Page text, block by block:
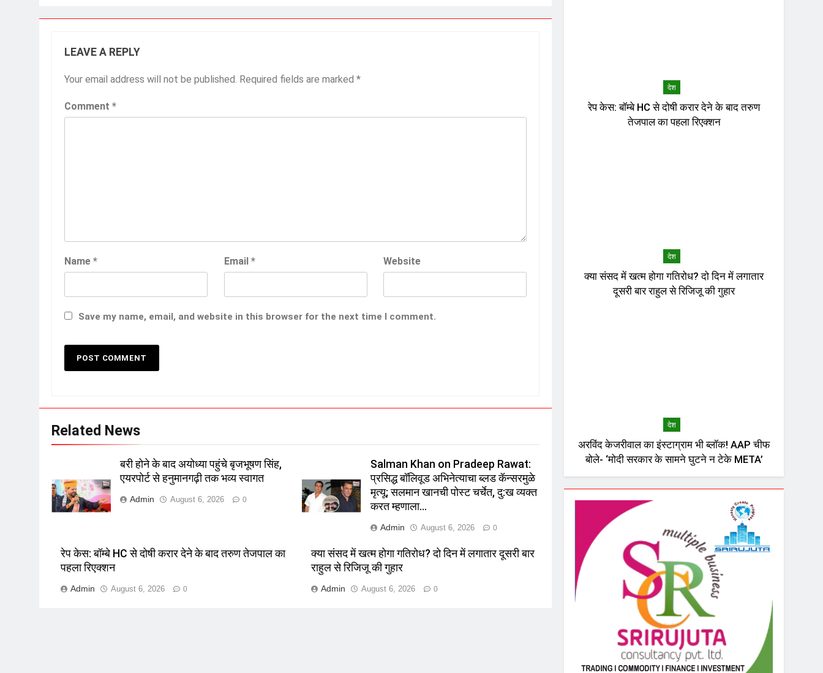
LEAVE A REPLY
Your email address will not be published. Required fields are marked *
Comment *
Name * Email * Website
Save my name, email, and website in this browser for the next time I comment.
Related News
बरी होने के बाद अयोध्या पहुंचे बृजभूषण सिंह,
एयरपोर्ट से हनुमानगढ़ी तक भव्य स्वागत
Admin August 6, 2026 0
Salman Khan on Pradeep Rawat:
प्रसिद्ध बॉलिवूड अभिनेत्याचा ब्लड कॅन्सरमुळे
मृत्यू; सलमान खानची पोस्ट चर्चेत, दु:ख व्यक्त
करत म्हणाला…
Admin August 6, 2026 0
रेप केस: बॉम्बे HC से दोषी करार देने के बाद तरुण तेजपाल का
पहला रिएक्शन
Admin August 6, 2026 0
क्या संसद में खत्म होगा गतिरोध? दो दिन में लगातार दूसरी बार
राहुल से रिजिजू की गुहार
Admin August 6, 2026 0
देश
रेप केस: बॉम्बे HC से दोषी करार देने के बाद तरुण
तेजपाल का पहला रिएक्शन
देश
क्या संसद में खत्म होगा गतिरोध? दो दिन में लगातार
दूसरी बार राहुल से रिजिजू की गुहार
देश
अरविंद केजरीवाल का इंस्टाग्राम भी ब्लॉक! AAP चीफ
बोले- ‘मोदी सरकार के सामने घुटने न टेके META’